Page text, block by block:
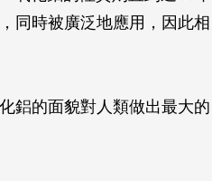
同時被廣泛地應用，因此相
鋁的面貌對人類做出最大的